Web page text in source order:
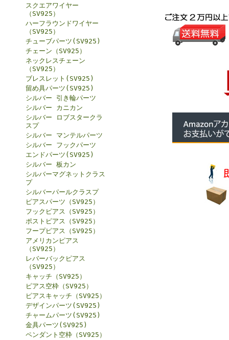
スクエアワイヤー
（SV925）
ハーフラウンドワイヤー
（SV925）
チューブパーツ(SV925)
チェーン（SV925）
ネックレスチェーン
（SV925）
ブレスレット(SV925)
留め具パーツ(SV925)
シルバー 引き輪パーツ
シルバー カニカン
シルバー ロブスタークラ
スプ
シルバー マンテルパーツ
シルバー フックパーツ
エンドパーツ(SV925)
シルバー 板カン
シルバーマグネットクラス
プ
シルバーパールクラスプ
ピアスパーツ（SV925）
フックピアス（SV925）
ポストピアス（SV925）
フープピアス（SV925）
アメリカンピアス
（SV925）
レバーバックピアス
（SV925）
キャッチ（SV925）
ピアス空枠（SV925）
ピアスキャッチ（SV925）
デザインパーツ(SV925)
チャームパーツ(SV925)
金具パーツ(SV925)
ペンダント空枠（SV925）